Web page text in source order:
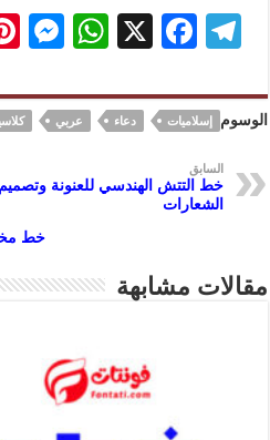
Te
gr
a
m
F
eb
oo
k
X
W
at
s
A
p
se
n
الوسوم إسلاميات دعاء عربي
السابق
خط التتش الهندسي للعنونة وتصميم
الشعارات
خط
مقالات مشابهة